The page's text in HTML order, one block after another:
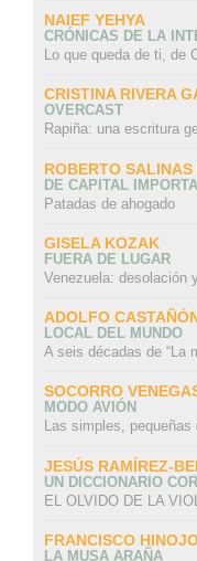
NAIEF YEHYA
CRÓNICAS DE LA
Lo que queda de ti, de
CRISTINA RIVERA
OVERCAST
Rapiña: una escritura
ROBERTO SALINAS
DE CAPITAL
Patadas de ahogado
GISELA KOZAK
FUERA DE LUGAR
Venezuela: desolación
ADOLFO
LOCAL DEL MUNDO
A seis décadas de “La
SOCORRO
MODO AVIÓN
Las simples, pequeñas
JESÚS RAMÍREZ-
UN DICCIONARIO
EL OLVIDO DE LA
FRANCISCO
LA MUSA ARAÑA